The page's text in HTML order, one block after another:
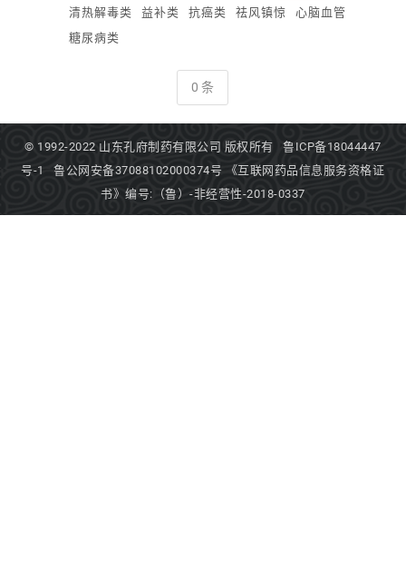
清热解毒类
益补类 抗癌类 祛风镇惊
心脑血管
糖尿病类
0 条
© 1992-2022 山东孔府制药有限公司 版权所有鲁ICP备18044447
号-1
鲁公网安备37088102000374号
《互联网药品信息服务资格证
书》编号:（鲁）-非经营性-2018-0337